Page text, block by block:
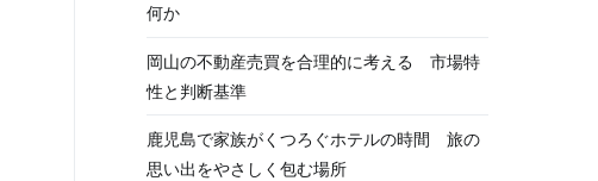
何か
岡山の不動産売買を合理的に考える 市場特
性と判断基準
鹿児島で家族がくつろぐホテルの時間 旅の
思い出をやさしく包む場所